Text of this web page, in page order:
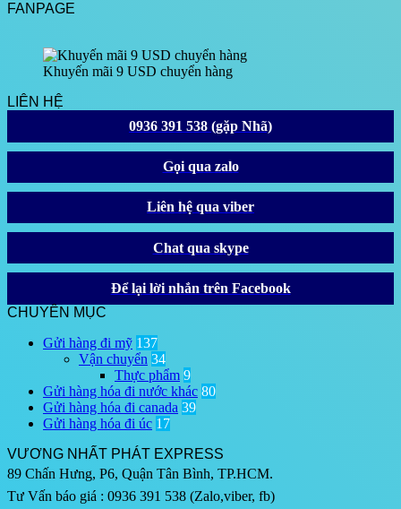
FANPAGE
Khuyến mãi 9 USD chuyển hàng
LIÊN HỆ
0936 391 538 (gặp Nhã)
Gọi qua zalo
Liên hệ qua viber
Chat qua skype
Để lại lời nhắn trên Facebook
CHUYÊN MỤC
Gửi hàng đi mỹ 137
Vận chuyển 34
Thực phẩm 9
Gửi hàng hóa đi nước khác 80
Gửi hàng hóa đi canada 39
Gửi hàng hóa đi úc 17
VƯƠNG NHẤT PHÁT EXPRESS
89 Chấn Hưng, P6, Quận Tân Bình, TP.HCM.
Tư Vấn báo giá : 0936 391 538 (Zalo,viber, fb)